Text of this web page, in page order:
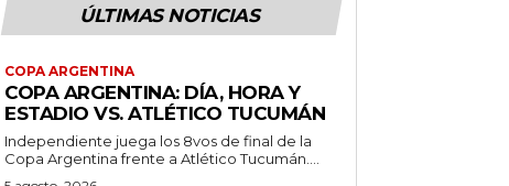
ÚLTIMAS NOTICIAS
COPA ARGENTINA
COPA ARGENTINA: DÍA, HORA Y
ESTADIO VS. ATLÉTICO TUCUMÁN
Independiente juega los 8vos de final de la
Copa Argentina frente a Atlético Tucumán....